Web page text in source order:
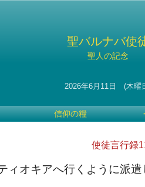
聖バルナバ使
聖人の記念
2026年6月11日 (木曜
信仰の糧
使徒言行録
ィオキアへ行くように派遣